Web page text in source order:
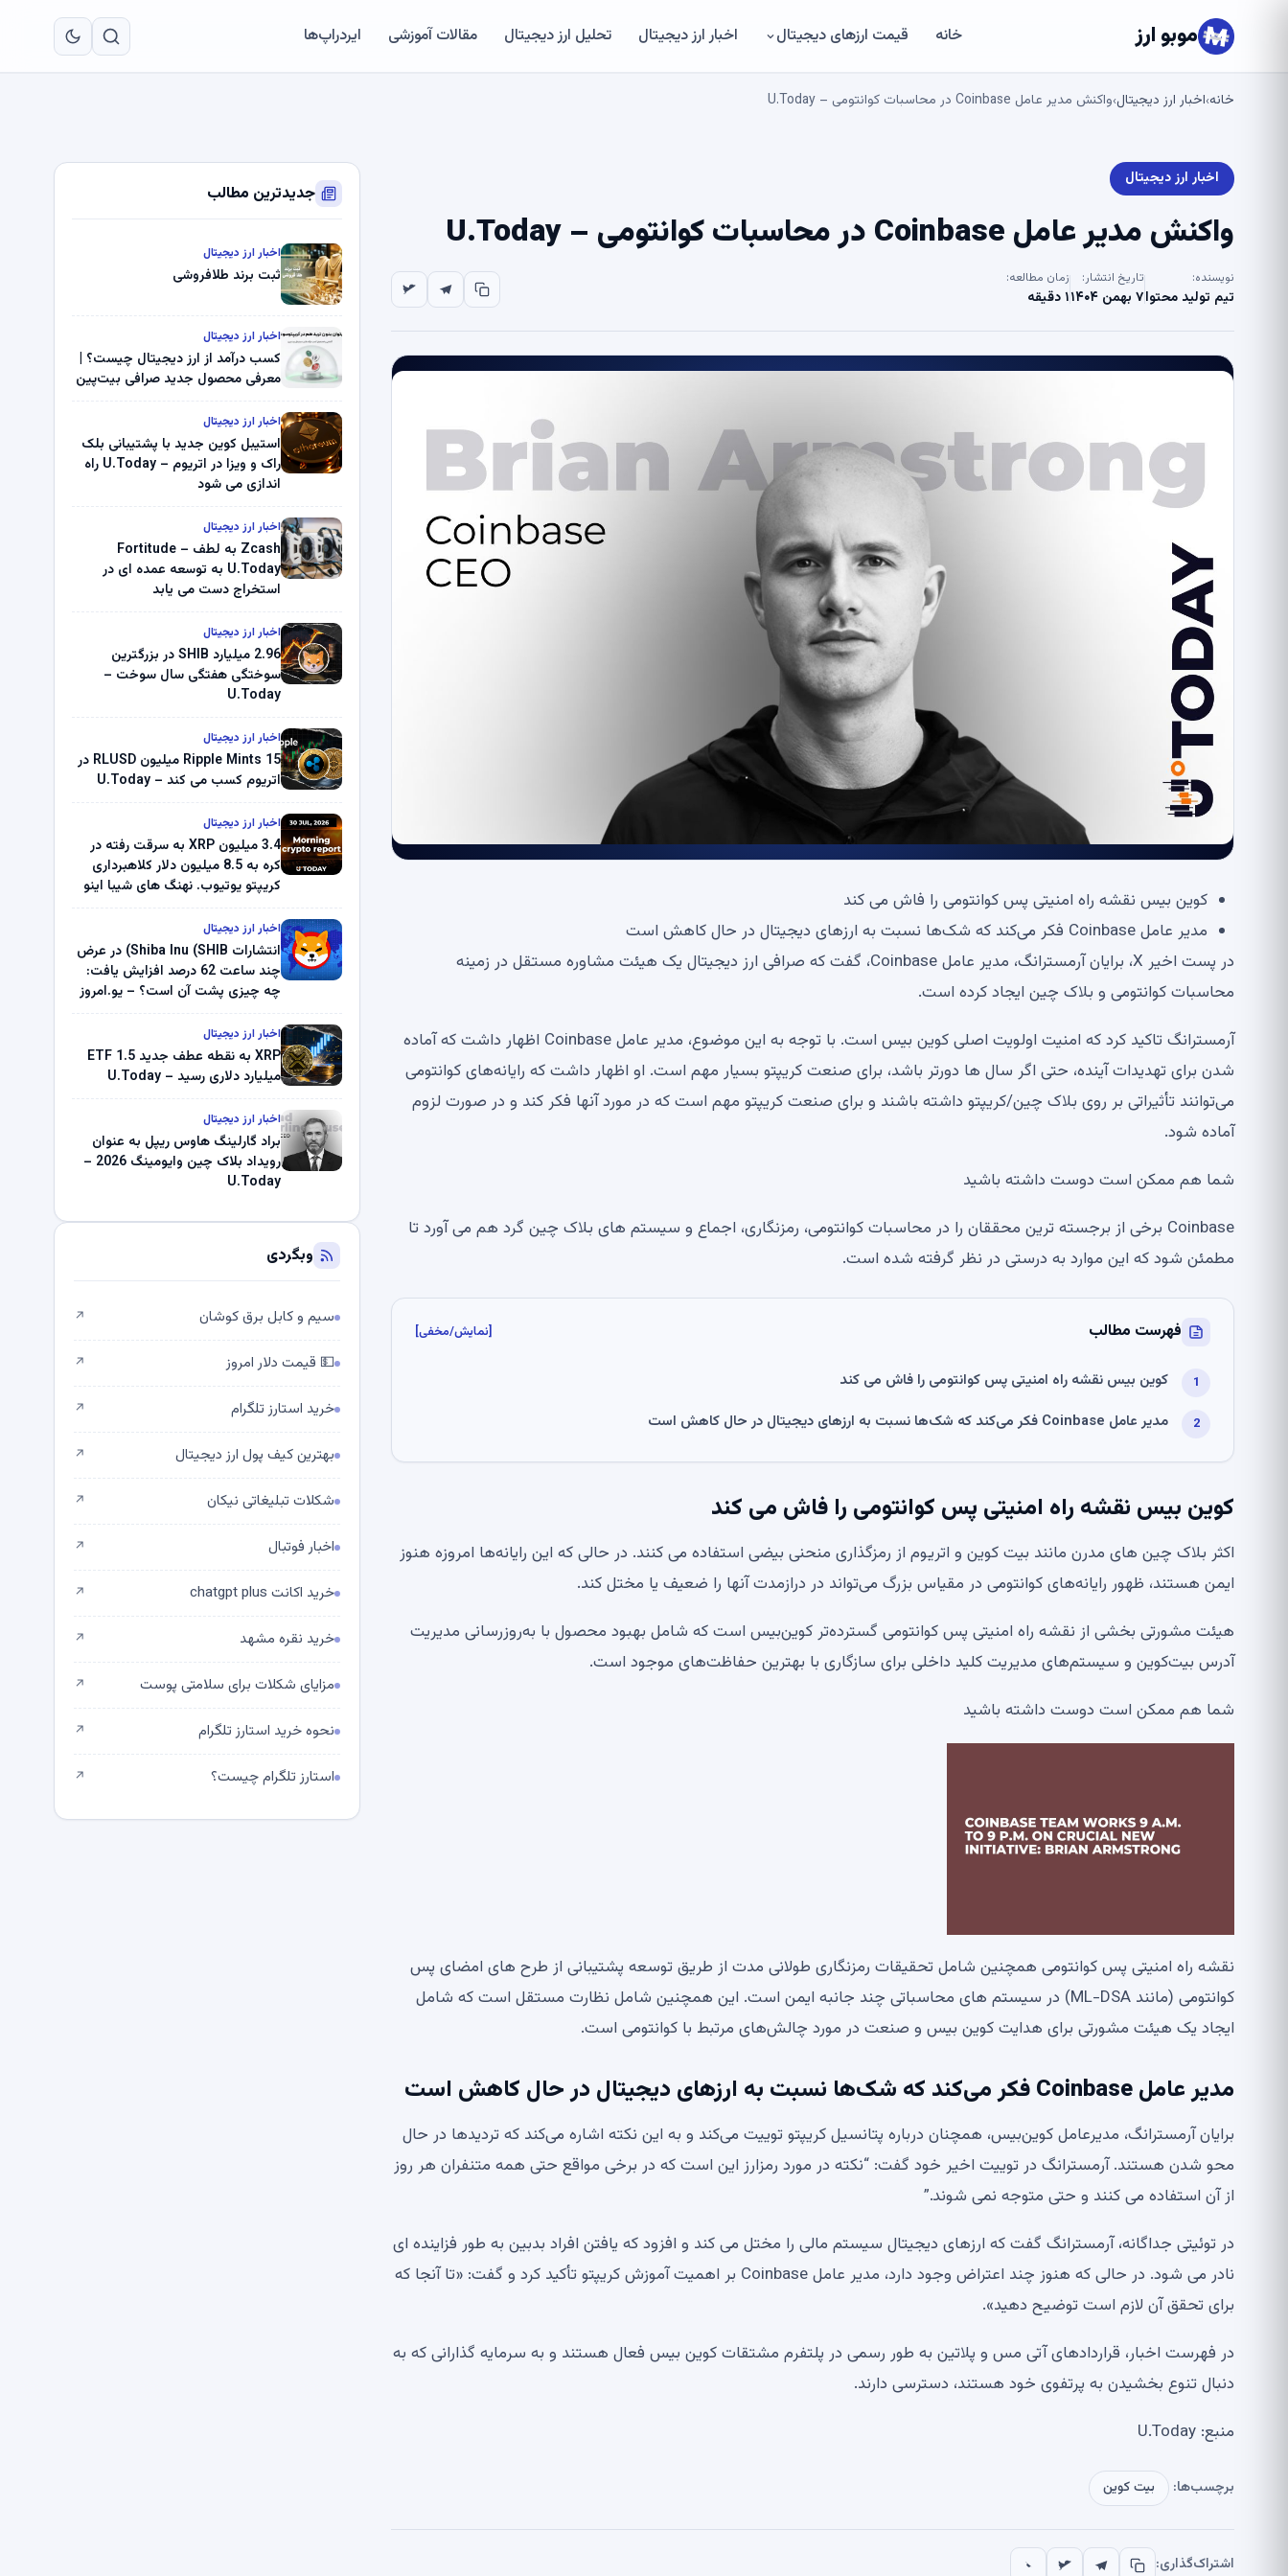
موبو ارز خانه قیمت ارزهای دیجیتال اخبار ارز دیجیتال تحلیل ارز دیجیتال مقالات آموزشی ایردراپ‌ها
خانه›اخبار ارز دیجیتال›واکنش مدیر عامل Coinbase در محاسبات کوانتومی – U.Today
اخبار ارز دیجیتال
واکنش مدیر عامل Coinbase در محاسبات کوانتومی – U.Today
نویسنده:
تیم تولید محتوا
تاریخ انتشار:
۷ بهمن ۱۴۰۴
زمان مطالعه:
۱ دقیقه
کوین بیس نقشه راه امنیتی پس کوانتومی را فاش می کند
مدیر عامل Coinbase فکر می‌کند که شک‌ها نسبت به ارزهای دیجیتال در حال کاهش است
در پست اخیر X، برایان آرمسترانگ، مدیر عامل Coinbase، گفت که صرافی ارز دیجیتال یک هیئت مشاوره مستقل در زمینه
محاسبات کوانتومی و بلاک چین ایجاد کرده است.
آرمسترانگ تاکید کرد که امنیت اولویت اصلی کوین بیس است. با توجه به این موضوع، مدیر عامل Coinbase اظهار داشت که آماده
شدن برای تهدیدات آینده، حتی اگر سال ها دورتر باشد، برای صنعت کریپتو بسیار مهم است. او اظهار داشت که رایانه‌های کوانتومی
می‌توانند تأثیراتی بر روی بلاک چین/کریپتو داشته باشند و برای صنعت کریپتو مهم است که در مورد آنها فکر کند و در صورت لزوم
آماده شود.
شما هم ممکن است دوست داشته باشید
Coinbase برخی از برجسته ترین محققان را در محاسبات کوانتومی، رمزنگاری، اجماع و سیستم های بلاک چین گرد هم می آورد تا
مطمئن شود که این موارد به درستی در نظر گرفته شده است.
فهرست مطالب [نمایش/مخفی]
کوین بیس نقشه راه امنیتی پس کوانتومی را فاش می کند
مدیر عامل Coinbase فکر می‌کند که شک‌ها نسبت به ارزهای دیجیتال در حال کاهش است
کوین بیس نقشه راه امنیتی پس کوانتومی را فاش می کند
اکثر بلاک چین های مدرن مانند بیت کوین و اتریوم از رمزگذاری منحنی بیضی استفاده می کنند. در حالی که این رایانه‌ها امروزه هنوز
ایمن هستند، ظهور رایانه‌های کوانتومی در مقیاس بزرگ می‌تواند در درازمدت آنها را ضعیف یا مختل کند.
هیئت مشورتی بخشی از نقشه راه امنیتی پس کوانتومی گسترده‌تر کوین‌بیس است که شامل بهبود محصول با به‌روزرسانی مدیریت
آدرس بیت‌کوین و سیستم‌های مدیریت کلید داخلی برای سازگاری با بهترین حفاظت‌های موجود است.
شما هم ممکن است دوست داشته باشید
نقشه راه امنیتی پس کوانتومی همچنین شامل تحقیقات رمزنگاری طولانی مدت از طریق توسعه پشتیبانی از طرح های امضای پس
کوانتومی (مانند ML-DSA) در سیستم های محاسباتی چند جانبه ایمن است. این همچنین شامل نظارت مستقل است که شامل
ایجاد یک هیئت مشورتی برای هدایت کوین بیس و صنعت در مورد چالش‌های مرتبط با کوانتومی است.
مدیر عامل Coinbase فکر می‌کند که شک‌ها نسبت به ارزهای دیجیتال در حال کاهش است
برایان آرمسترانگ، مدیرعامل کوین‌بیس، همچنان درباره پتانسیل کریپتو توییت می‌کند و به این نکته اشاره می‌کند که تردیدها در حال
محو شدن هستند. آرمسترانگ در توییت اخیر خود گفت: “نکته در مورد رمزارز این است که در برخی مواقع حتی همه متنفران هر روز
از آن استفاده می کنند و حتی متوجه نمی شوند.”
در توئیتی جداگانه، آرمسترانگ گفت که ارزهای دیجیتال سیستم مالی را مختل می کند و افزود که یافتن افراد بدبین به طور فزاینده ای
نادر می شود. در حالی که هنوز چند اعتراض وجود دارد، مدیر عامل Coinbase بر اهمیت آموزش کریپتو تأکید کرد و گفت: «تا آنجا که
برای تحقق آن لازم است توضیح دهید».
در فهرست اخبار، قراردادهای آتی مس و پلاتین به طور رسمی در پلتفرم مشتقات کوین بیس فعال هستند و به سرمایه گذارانی که به
دنبال تنوع بخشیدن به پرتفوی خود هستند، دسترسی دارند.
منبع: U.Today
برچسب‌ها: بیت کوین
اشتراک‌گذاری:
جدیدترین مطالب
اخبار ارز دیجیتال
ثبت برند طلافروشی
اخبار ارز دیجیتال
کسب درآمد از ارز دیجیتال چیست؟ |
معرفی محصول جدید صرافی بیت‌پین
اخبار ارز دیجیتال
استیبل کوین جدید با پشتیبانی بلک
راک و ویزا در اتریوم – U.Today راه
اندازی می شود
اخبار ارز دیجیتال
Zcash به لطف Fortitude –
U.Today به توسعه عمده ای در
استخراج دست می یابد
اخبار ارز دیجیتال
2.96 میلیارد SHIB در بزرگترین
سوختگی هفتگی سال سوخت –
U.Today
اخبار ارز دیجیتال
Ripple Mints 15 میلیون RLUSD در
اتریوم کسب می کند – U.Today
اخبار ارز دیجیتال
3.4 میلیون XRP به سرقت رفته در
کره به 8.5 میلیون دلار کلاهبرداری
کریپتو یوتیوب. نهنگ های شیبا اینو
میلیون دلار U-Turn در بیت کوین را
ثبت کرد – گزارش کریپتو صبح –
U.Today
اخبار ارز دیجیتال
انتشارات Shiba Inu (SHIB) در عرض
چند ساعت 62 درصد افزایش یافت:
چه چیزی پشت آن است؟ – یو.امروز
اخبار ارز دیجیتال
XRP به نقطه عطف جدید ETF 1.5
میلیارد دلاری رسید – U.Today
اخبار ارز دیجیتال
براد گارلینگ هاوس ریپل به عنوان
رویداد بلاک چین وایومینگ 2026 –
U.Today
وبگردی
سیم و کابل برق کوشان ↗
💵 قیمت دلار امروز ↗
خرید استارز تلگرام ↗
بهترین کیف پول ارز دیجیتال ↗
شکلات تبلیغاتی نیکان ↗
اخبار فوتبال ↗
خرید اکانت chatgpt plus ↗
خرید نقره مشهد ↗
مزایای شکلات برای سلامتی پوست ↗
نحوه خرید استارز تلگرام ↗
استارز تلگرام چیست؟ ↗